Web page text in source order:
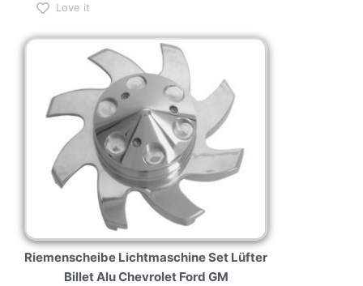
Love it
Riemenscheibe Lichtmaschine Set Lüfter
Billet Alu Chevrolet Ford GM